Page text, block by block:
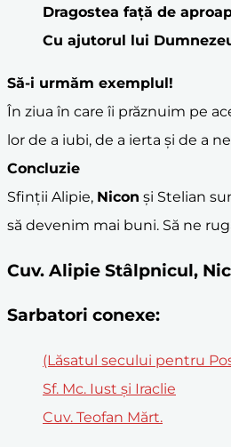
Dragostea față de
Cu ajutorul lui
Să-i urmăm exemplul!
În ziua în care îi prăznuim pe
lor de a iubi, de a ierta și de a
Concluzie
Sfinții Alipie, Nicon și Stelian
să devenim mai buni. Să ne
Cuv. Alipie Stâlpnicul,
Sarbatori conexe:
(Lăsatul secului pentru
Sf. Mc. Iust și Iraclie
Cuv. Teofan Mărt.